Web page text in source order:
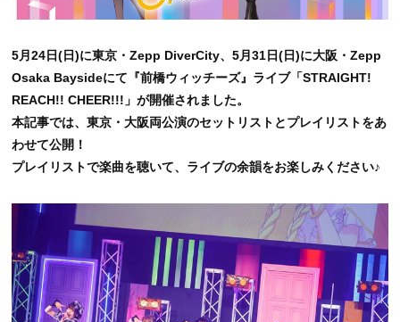
5月24日(日)に東京・Zepp DiverCity、5月31日(日)に大阪・Zepp
Osaka Baysideにて『前橋ウィッチーズ』ライブ「STRAIGHT!
REACH!! CHEER!!!」が開催されました。
本記事では、東京・大阪両公演のセットリストとプレイリストをあ
わせて公開！
プレイリストで楽曲を聴いて、ライブの余韻をお楽しみください♪